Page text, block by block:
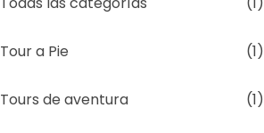
Tour a Pie (1)
Tours de aventura (1)